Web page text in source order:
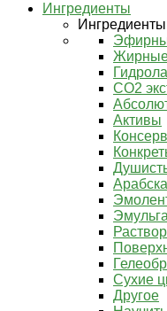
Ингредиенты
Ингредиенты
СО2
Активы
Сухие
Другое